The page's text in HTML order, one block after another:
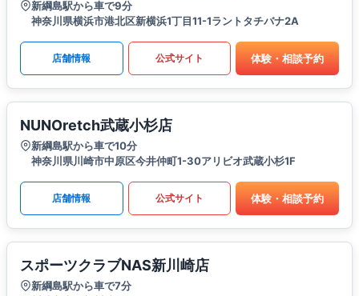
新綱島駅から車で9分
神奈川県横浜市港北区新横浜1丁目11-1ラントタチバナ2A
店舗情報 公式サイト 体験・相談予約
NUNOretch武蔵小杉店
新綱島駅から車で10分
神奈川県川崎市中原区今井仲町1-30アリビオ武蔵小杉1F
店舗情報 公式サイト 体験・相談予約
スポーツクラブNAS新川崎店
新綱島駅から車で7分